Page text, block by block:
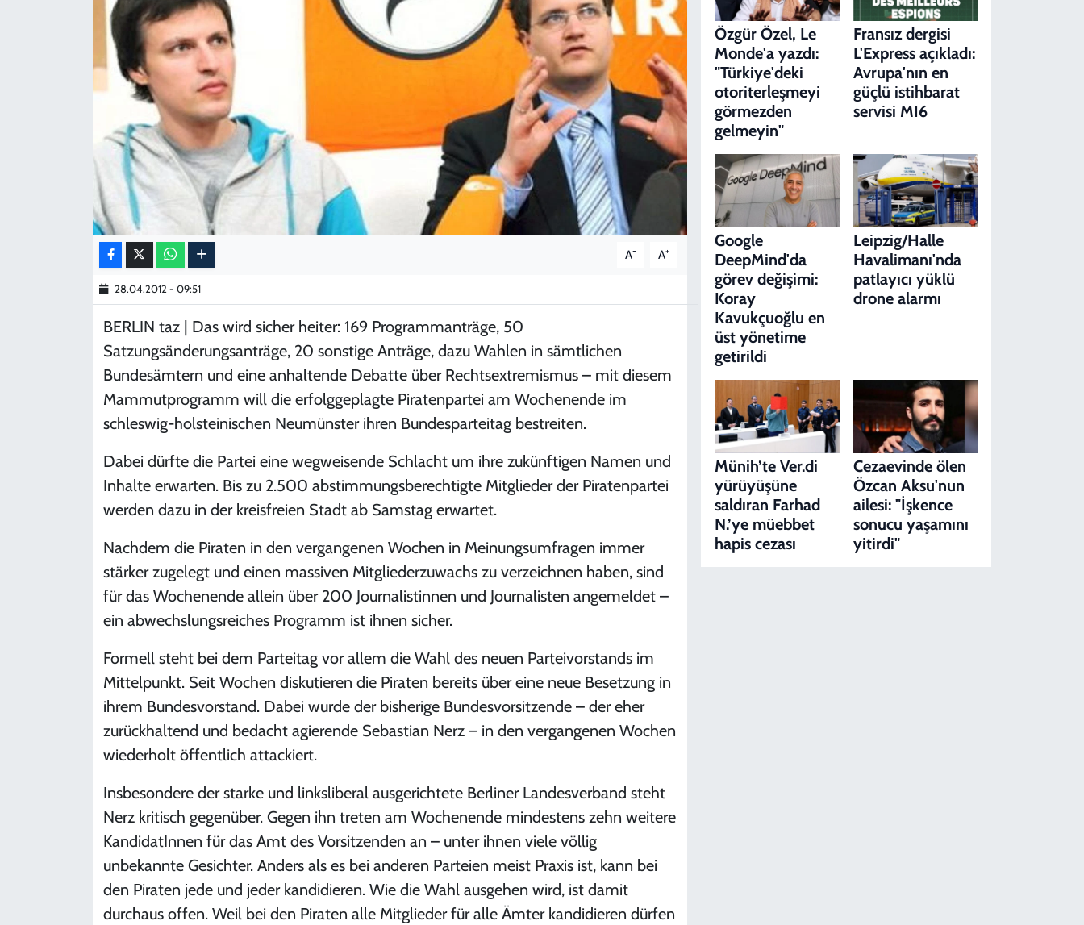
A- A+
28.04.2012 - 09:51
BERLIN taz| Das wird sicher heiter: 169 Programmanträge, 50
Satzungsänderungsanträge, 20 sonstige Anträge, dazu Wahlen in sämtlichen
Bundesämtern und eine anhaltende Debatte über Rechtsextremismus – mit diesem
Mammutprogramm will die erfolggeplagte Piratenpartei am Wochenende im
schleswig-holsteinischen Neumünster ihren Bundesparteitag bestreiten.
Dabei dürfte die Partei eine wegweisende Schlacht um ihre zukünftigen Namen und
Inhalte erwarten. Bis zu 2.500 abstimmungsberechtigte Mitglieder der Piratenpartei
werden dazu in der kreisfreien Stadt ab Samstag erwartet.
Nachdem die Piraten in den vergangenen Wochen in Meinungsumfragen immer
stärker zugelegt und einen massiven Mitgliederzuwachs zu verzeichnen haben, sind
für das Wochenende allein über 200 Journalistinnen und Journalisten angemeldet –
ein abwechslungsreiches Programm ist ihnen sicher.
Formell steht bei dem Parteitag vor allem die Wahl des neuen Parteivorstands im
Mittelpunkt. Seit Wochen diskutieren die Piraten bereits über eine neue Besetzung in
ihrem Bundesvorstand. Dabei wurde der bisherige Bundesvorsitzende – der eher
zurückhaltend und bedacht agierende Sebastian Nerz – in den vergangenen Wochen
wiederholt öffentlich attackiert.
Insbesondere der starke und linksliberal ausgerichtete Berliner Landesverband steht
Nerz kritisch gegenüber. Gegen ihn treten am Wochenende mindestens zehn weitere
KandidatInnen für das Amt des Vorsitzenden an – unter ihnen viele völlig
unbekannte Gesichter. Anders als es bei anderen Parteien meist Praxis ist, kann bei
den Piraten jede und jeder kandidieren. Wie die Wahl ausgehen wird, ist damit
durchaus offen. Weil bei den Piraten alle Mitglieder für alle Ämter kandidieren dürfen
Özgür Özel, Le
Monde'a yazdı:
"Türkiye'deki
otoriterleşmeyi
görmezden
gelmeyin"
Fransız dergisi
L'Express açıkladı:
Avrupa'nın en
güçlü istihbarat
servisi MI6
Google
DeepMind'da
görev değişimi:
Koray
Kavukçuoğlu en
üst yönetime
getirildi
Leipzig/Halle
Havalimanı'nda
patlayıcı yüklü
drone alarmı
Münih’te Ver.di
yürüyüşüne
saldıran Farhad
N.’ye müebbet
hapis cezası
Cezaevinde ölen
Özcan Aksu'nun
ailesi: "İşkence
sonucu yaşamını
yitirdi"
YAZARLAR